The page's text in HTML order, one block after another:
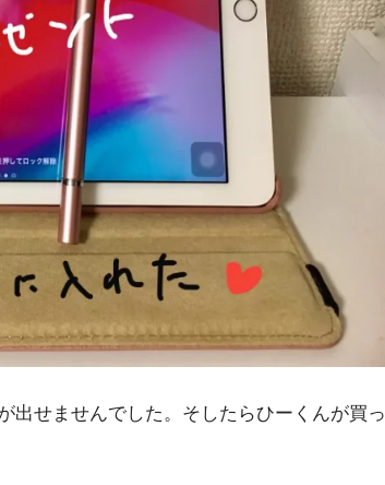
出せませんでした。そしたらひーくんが買っ